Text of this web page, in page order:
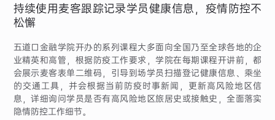
持续使用麦客跟踪记录学员健康信息，疫情防控不
松懈
五道口金融学院开办的系列课程大多面向全国乃至全球各地的企
业精英和高管，根据防疫工作要求，学院在每期课程开讲前，都
会展示麦客表单二维码，引导到场学员扫描登记健康信息、乘坐
的交通工具，并会根据当前防疫时事新闻，更新高风险地区信
息，详细询问学员是否有高风险地区旅居史或接触史，全面落实
隐情防控工作细节。